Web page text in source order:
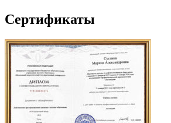
Сертификаты